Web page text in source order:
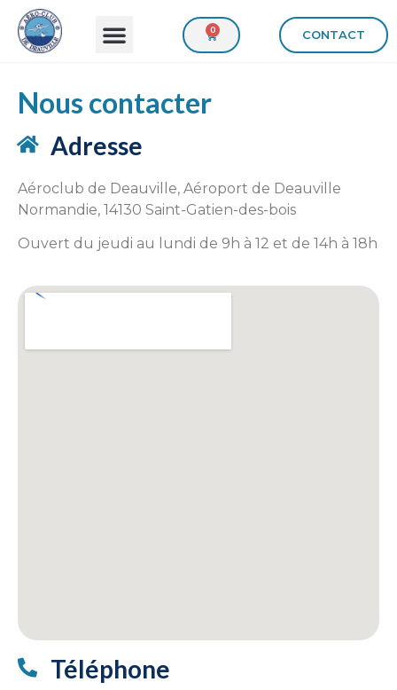
0 CONTACT
Nous contacter
Adresse
Aéroclub de Deauville, Aéroport de Deauville
Normandie, 14130 Saint-Gatien-des-bois
Ouvert du jeudi au lundi de 9h à 12 et de 14h à 18h
Téléphone